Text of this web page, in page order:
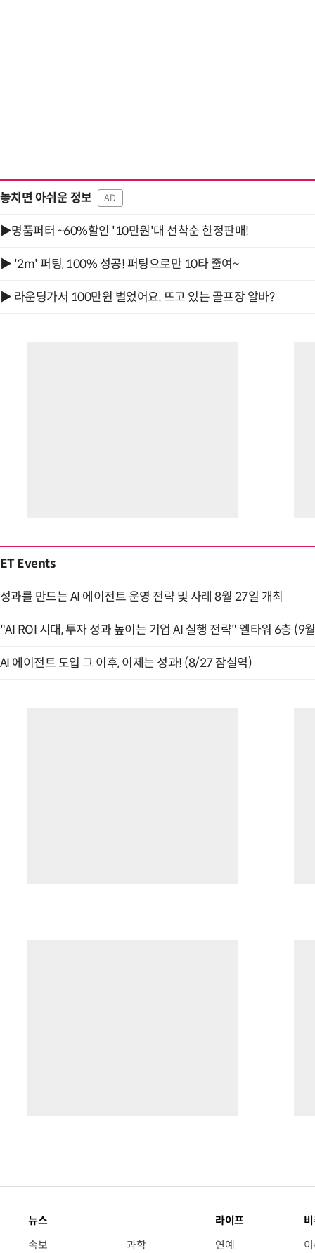
놓치면 아쉬운 정보 AD
▶명품퍼터 ~60%할인 '10만원'대 선착순 한정판매!
▶ '2m' 퍼팅, 100% 성공! 퍼팅으로만 10타 줄여~
▶ 라운딩가서 100만원 벌었어요. 뜨고 있는 골프장 알바?
ET Events
성과를 만드는 AI 에이전트 운영 전략 및 사례 8월 27일 개최
"AI ROI 시대, 투자 성과 높이는 기업 AI 실행 전략" 엘타워 6층 (9
AI 에이전트 도입 그 이후, 이제는 성과! (8/27 잠실역)
뉴스
속보
과학
라이프
연예